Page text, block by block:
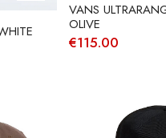
VANS
OLIVE
€115.00